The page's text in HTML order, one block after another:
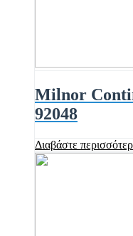
Milnor
92048
Διαβάστε